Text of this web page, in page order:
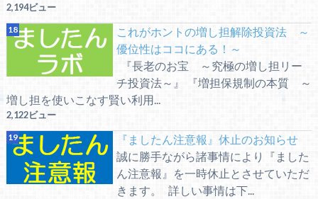
2,194ビュー
これがホントの増し担解除投資法 ～
優位性はココにある！～
『長老のお宝 ～究極の増し担リー
チ投資法～』 『増担保規制の本質 ～
増し担を使いこなす賢い利用...
2,122ビュー
『ましたん注意報』休止のお知らせ
誠に勝手ながら諸事情により『ました
ん注意報』を一時休止とさせていただ
きます。 詳しい事情は下...